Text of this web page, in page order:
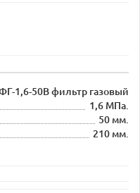
1,6-50В фильтр газовый
1,6 МПа.
50 мм.
210 мм.